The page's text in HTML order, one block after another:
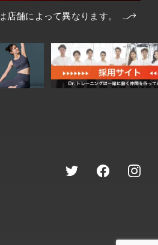
舗によって異なります。